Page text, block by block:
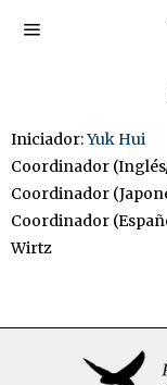
Iniciador:Yuk Hui
Coordinador
Coordinador
Coordinador
Wirtz